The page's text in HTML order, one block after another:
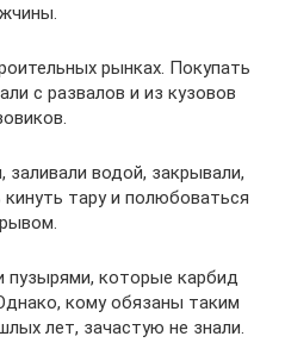
рынках. Покупать
с развалов и из кузовов
водой, закрывали,
тару и полюбоваться
которые карбид
кому обязаны таким
лет, зачастую не знали.